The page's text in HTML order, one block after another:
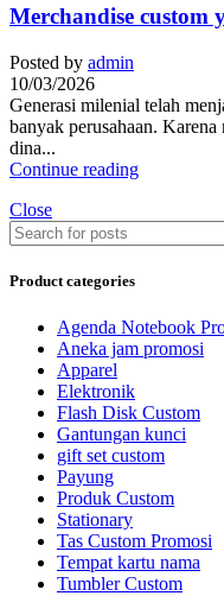
Merchandise custom
Posted by admin
10/03/2026
Generasi milenial telah
banyak perusahaan.
dina...
Continue reading
Close
Product categories
Agenda Notebook
Aneka jam promosi
Apparel
Elektronik
Flash Disk Custom
Gantungan kunci
gift set custom
Payung
Produk Custom
Stationary
Tas Custom Promosi
Tempat kartu nama
Tumbler Custom